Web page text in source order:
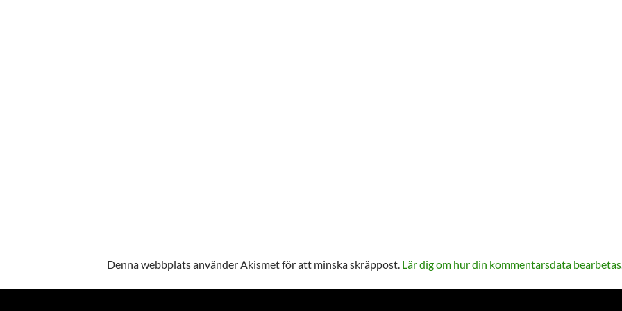
Denna webbplats använder Akismet för att minska skräppost. Lär dig om hur din kommentarsdata bearbetas